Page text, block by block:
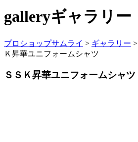
galleryギャラリー
プロショップサムライ > ギャラリー >
Ｋ昇華ユニフォームシャツ
ＳＳＫ昇華ユニフォームシャツ